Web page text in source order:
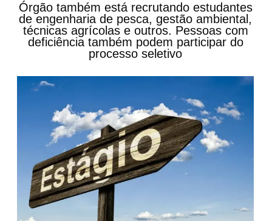
Órgão também está recrutando estudantes
de engenharia de pesca, gestão ambiental,
técnicas agrícolas e outros. Pessoas com
deficiência também podem participar do
processo seletivo